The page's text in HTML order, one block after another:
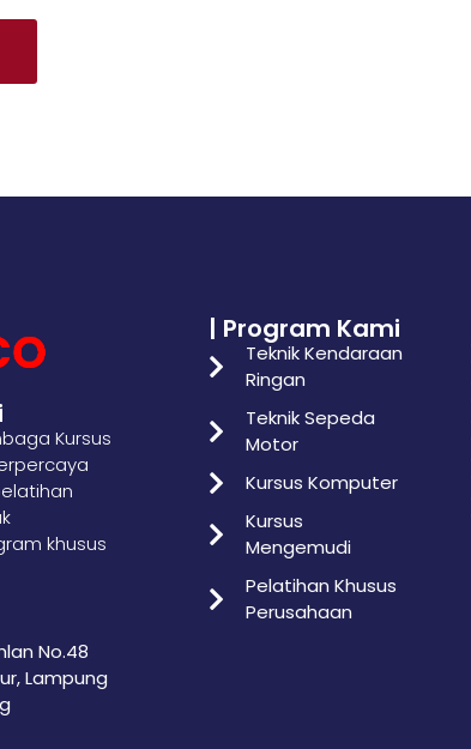
Kursus
khusus
No.48
Lampung
| Program Kami
Teknik Kendaraan
Ringan
Teknik Sepeda
Motor
Kursus Komputer
Kursus
Mengemudi
Pelatihan Khusus
Perusahaan